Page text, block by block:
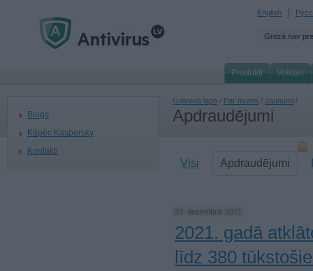
English
Grozā nav
Produkti Veikals
Blogs
Kāpēc Kaspersky
Kontakti
Galvenā lapa / Par mums / Jaunumi /
Apdraudējumi
Visi Apdraudējumi
23. decembris 2021
2021. gadā
līdz 380